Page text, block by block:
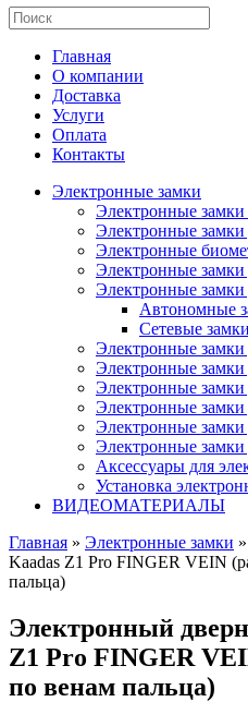
Главная
О компании
Доставка
Услуги
Оплата
Контакты
Электронные замки
Электронные
Электронные
Электронные
Электронные
Электронные замки
Автономные
Сетевые замки
Электронные
Электронные замки
Электронные замки
Электронные замки
Электронные замки
Электронные замки
Аксессуары для
Установка
ВИДЕОМАТЕРИАЛЫ
Главная » Электронные замки
Kaadas Z1 Pro FINGER VEIN
пальца)
Электронный
Z1 Pro FINGER
по венам пальца)